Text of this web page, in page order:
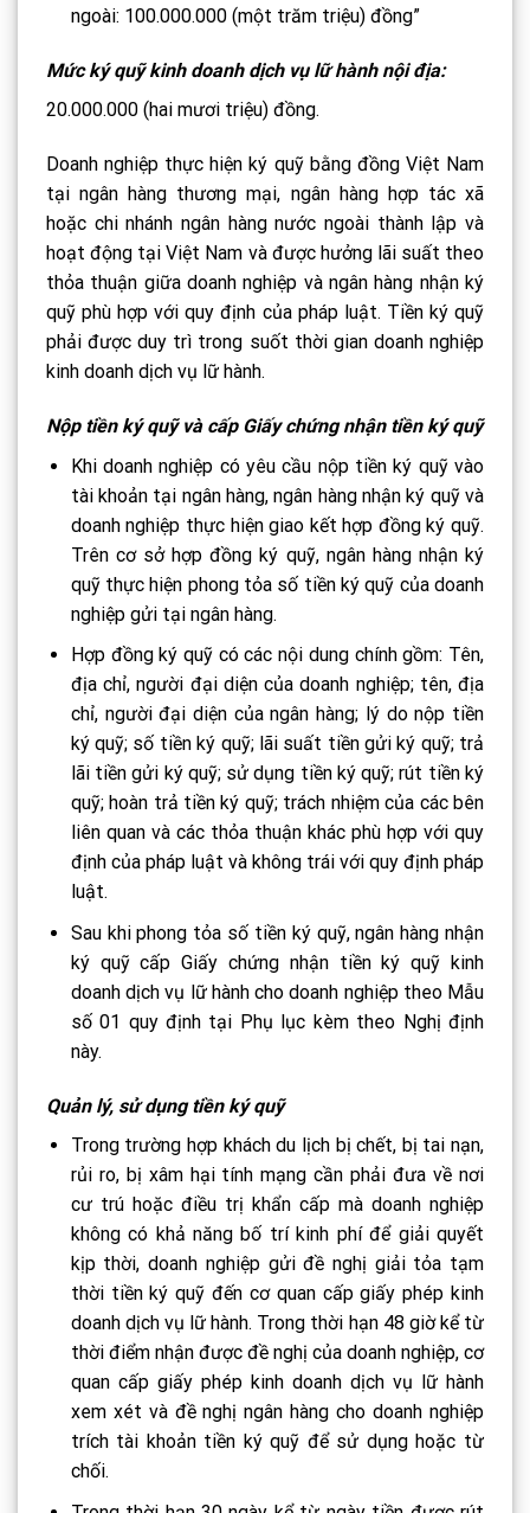
ngoài: 100.000.000 (một trăm triệu) đồng”
Mức ký quỹ kinh doanh dịch vụ lữ hành nội địa:
20.000.000 (hai mươi triệu) đồng.
Doanh nghiệp thực hiện ký quỹ bằng đồng Việt Nam
tại ngân hàng thương mại, ngân hàng hợp tác xã
hoặc chi nhánh ngân hàng nước ngoài thành lập và
hoạt động tại Việt Nam và được hưởng lãi suất theo
thỏa thuận giữa doanh nghiệp và ngân hàng nhận ký
quỹ phù hợp với quy định của pháp luật. Tiền ký quỹ
phải được duy trì trong suốt thời gian doanh nghiệp
kinh doanh dịch vụ lữ hành.
Nộp tiền ký quỹ và cấp Giấy chứng nhận tiền ký quỹ
Khi doanh nghiệp có yêu cầu nộp tiền ký quỹ vào
tài khoản tại ngân hàng, ngân hàng nhận ký quỹ và
doanh nghiệp thực hiện giao kết hợp đồng ký quỹ.
Trên cơ sở hợp đồng ký quỹ, ngân hàng nhận ký
quỹ thực hiện phong tỏa số tiền ký quỹ của doanh
nghiệp gửi tại ngân hàng.
Hợp đồng ký quỹ có các nội dung chính gồm: Tên,
địa chỉ, người đại diện của doanh nghiệp; tên, địa
chỉ, người đại diện của ngân hàng; lý do nộp tiền
ký quỹ; số tiền ký quỹ; lãi suất tiền gửi ký quỹ; trả
lãi tiền gửi ký quỹ; sử dụng tiền ký quỹ; rút tiền ký
quỹ; hoàn trả tiền ký quỹ; trách nhiệm của các bên
liên quan và các thỏa thuận khác phù hợp với quy
định của pháp luật và không trái với quy định pháp
luật.
Sau khi phong tỏa số tiền ký quỹ, ngân hàng nhận
ký quỹ cấp Giấy chứng nhận tiền ký quỹ kinh
doanh dịch vụ lữ hành cho doanh nghiệp theo Mẫu
số 01 quy định tại Phụ lục kèm theo Nghị định
này.
Quản lý, sử dụng tiền ký quỹ
Trong trường hợp khách du lịch bị chết, bị tai nạn,
rủi ro, bị xâm hại tính mạng cần phải đưa về nơi
cư trú hoặc điều trị khẩn cấp mà doanh nghiệp
không có khả năng bố trí kinh phí để giải quyết
kịp thời, doanh nghiệp gửi đề nghị giải tỏa tạm
thời tiền ký quỹ đến cơ quan cấp giấy phép kinh
doanh dịch vụ lữ hành. Trong thời hạn 48 giờ kể từ
thời điểm nhận được đề nghị của doanh nghiệp, cơ
quan cấp giấy phép kinh doanh dịch vụ lữ hành
xem xét và đề nghị ngân hàng cho doanh nghiệp
trích tài khoản tiền ký quỹ để sử dụng hoặc từ
chối.